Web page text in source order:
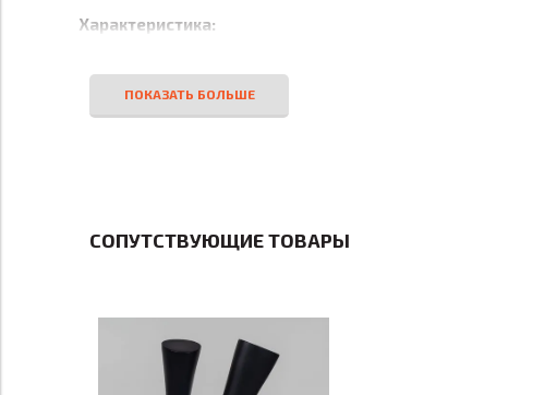
Характеристика:
Поверхность:
бездорожье,
Тип кроссовок:
тренировочные, внедорожные
Подойдут для:
СОПУТСТВУЮЩИЕ ТОВАРЫ